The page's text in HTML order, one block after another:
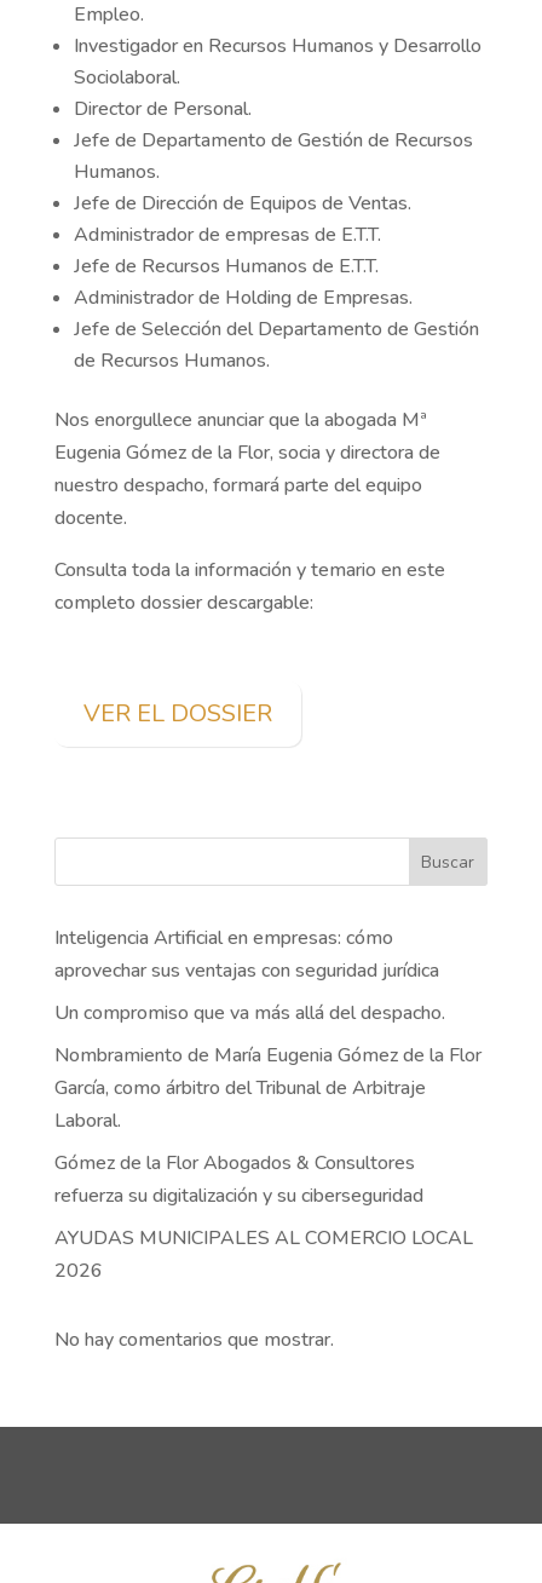
Empleo.
Investigador en Recursos Humanos y Desarrollo
Sociolaboral.
Director de Personal.
Jefe de Departamento de Gestión de Recursos
Humanos.
Jefe de Dirección de Equipos de Ventas.
Administrador de empresas de E.T.T.
Jefe de Recursos Humanos de E.T.T.
Administrador de Holding de Empresas.
Jefe de Selección del Departamento de Gestión
de Recursos Humanos.
Nos enorgullece anunciar que la abogada Mª
Eugenia Gómez de la Flor, socia y directora de
nuestro despacho, formará parte del equipo
docente.
Consulta toda la información y temario en este
completo dossier descargable:
VER EL DOSSIER
Buscar
Inteligencia Artificial en empresas: cómo
aprovechar sus ventajas con seguridad jurídica
Un compromiso que va más allá del despacho.
Nombramiento de María Eugenia Gómez de la Flor
García, como árbitro del Tribunal de Arbitraje
Laboral.
Gómez de la Flor Abogados & Consultores
refuerza su digitalización y su ciberseguridad
AYUDAS MUNICIPALES AL COMERCIO LOCAL
2026
No hay comentarios que mostrar.